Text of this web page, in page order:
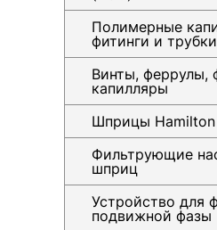
Полимерные
фитинги и
Винты, феррулы,
капилляры
Шприцы Hamilton
Фильтрующие
шприц
Устройство для
подвижной фазы